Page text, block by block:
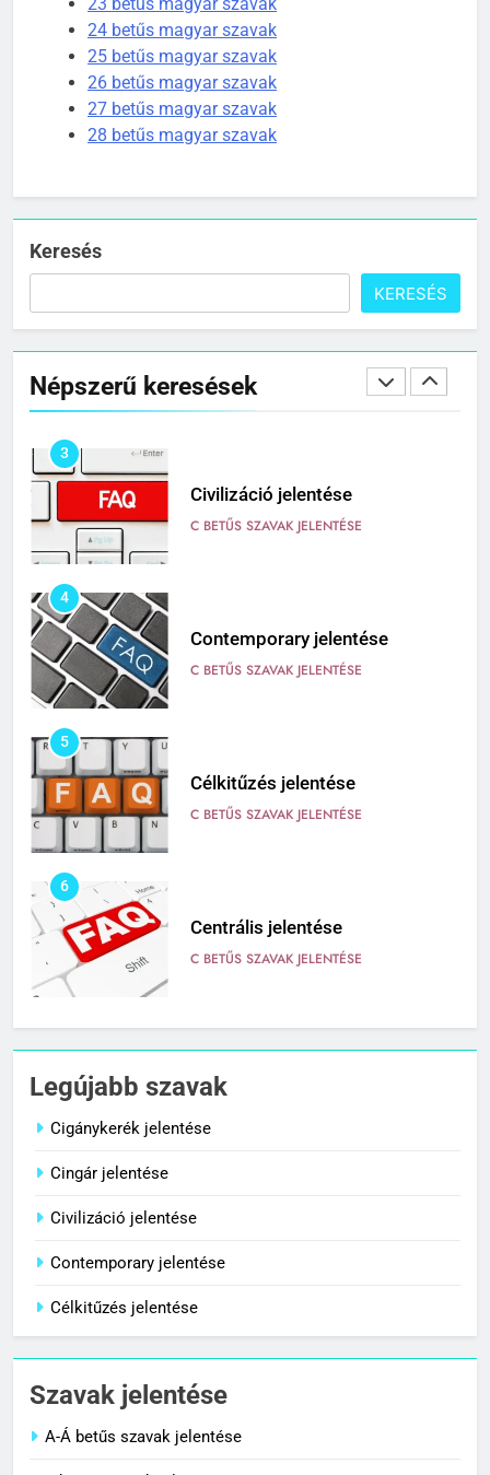
24 betűs magyar szavak
25 betűs magyar szavak
26 betűs magyar szavak
27 betűs magyar szavak
28 betűs magyar szavak
Keresés
KERESÉS
Népszerű keresések
Centenárium jelentése
C BETŰS SZAVAK JELENTÉSE
2
Cingár jelentése
C BETŰS SZAVAK JELENTÉSE
3
Civilizáció jelentése
C BETŰS SZAVAK JELENTÉSE
4
Contemporary jelentése
C BETŰS SZAVAK JELENTÉSE
5
Célkitűzés jelentése
C BETŰS SZAVAK JELENTÉSE
6
Centrális jelentése
C BETŰS SZAVAK JELENTÉSE
7
Céltudatos jelentése
8
Centenárium jelentése
1
Cigánykerék jelentése
C BETŰS SZAVAK JELENTÉSE
Legújabb szavak
Cigánykerék jelentése
Cingár jelentése
Civilizáció jelentése
Contemporary jelentése
Célkitűzés jelentése
Szavak jelentése
A-Á betűs szavak jelentése